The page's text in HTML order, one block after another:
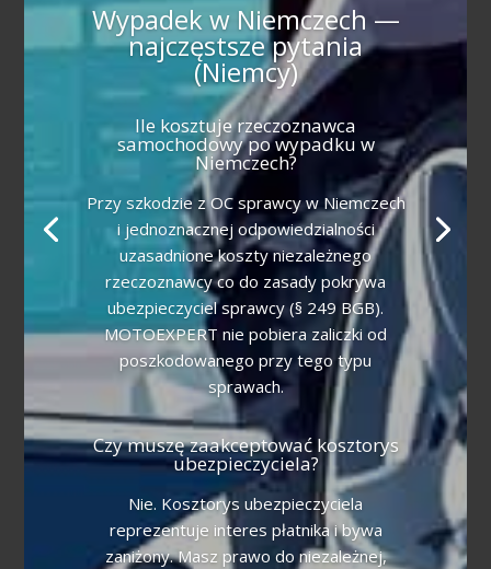
Wypadek w Niemczech —
najczęstsze pytania
(Niemcy)
Ile kosztuje rzeczoznawca
samochodowy po wypadku w
Niemczech?
Przy szkodzie z OC sprawcy w Niemczech
i jednoznacznej odpowiedzialności
uzasadnione koszty niezależnego
rzeczoznawcy co do zasady pokrywa
ubezpieczyciel sprawcy (§ 249 BGB).
MOTOEXPERT nie pobiera zaliczki od
poszkodowanego przy tego typu
sprawach.
Czy muszę zaakceptować kosztorys
ubezpieczyciela?
Nie. Kosztorys ubezpieczyciela
reprezentuje interes płatnika i bywa
zaniżony. Masz prawo do niezależnej,